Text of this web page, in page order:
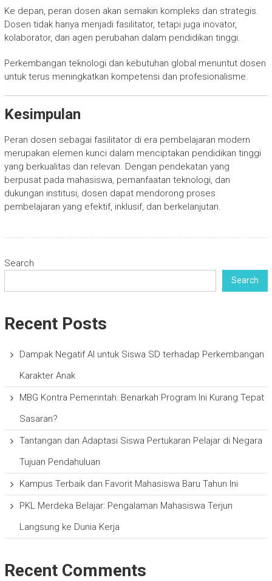
Ke depan, peran dosen akan semakin kompleks dan strategis.
Dosen tidak hanya menjadi fasilitator, tetapi juga inovator,
kolaborator, dan agen perubahan dalam pendidikan tinggi.
Perkembangan teknologi dan kebutuhan global menuntut dosen
untuk terus meningkatkan kompetensi dan profesionalisme.
Kesimpulan
Peran dosen sebagai fasilitator di era pembelajaran modern
merupakan elemen kunci dalam menciptakan pendidikan tinggi
yang berkualitas dan relevan. Dengan pendekatan yang
berpusat pada mahasiswa, pemanfaatan teknologi, dan
dukungan institusi, dosen dapat mendorong proses
pembelajaran yang efektif, inklusif, dan berkelanjutan.
Search
Search
Recent Posts
Dampak Negatif AI untuk Siswa SD terhadap Perkembangan
Karakter Anak
MBG Kontra Pemerintah: Benarkah Program Ini Kurang Tepat
Sasaran?
Tantangan dan Adaptasi Siswa Pertukaran Pelajar di Negara
Tujuan Pendahuluan
Kampus Terbaik dan Favorit Mahasiswa Baru Tahun Ini
PKL Merdeka Belajar: Pengalaman Mahasiswa Terjun
Langsung ke Dunia Kerja
Recent Comments